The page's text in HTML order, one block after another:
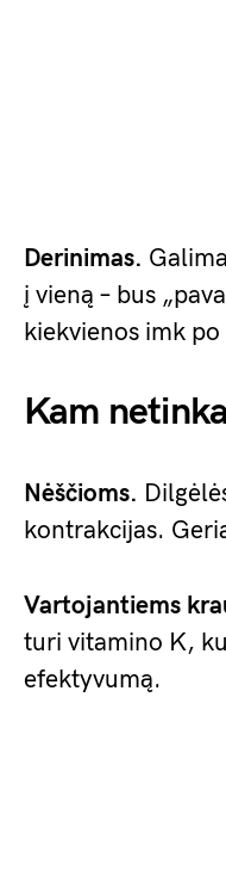
Derinimas.
į vieną – bus
kiekvienos imk
Kam netinka
Nėščioms.
kontrakcijas.
Vartojantiems
turi vitamino K,
efektyvumą.